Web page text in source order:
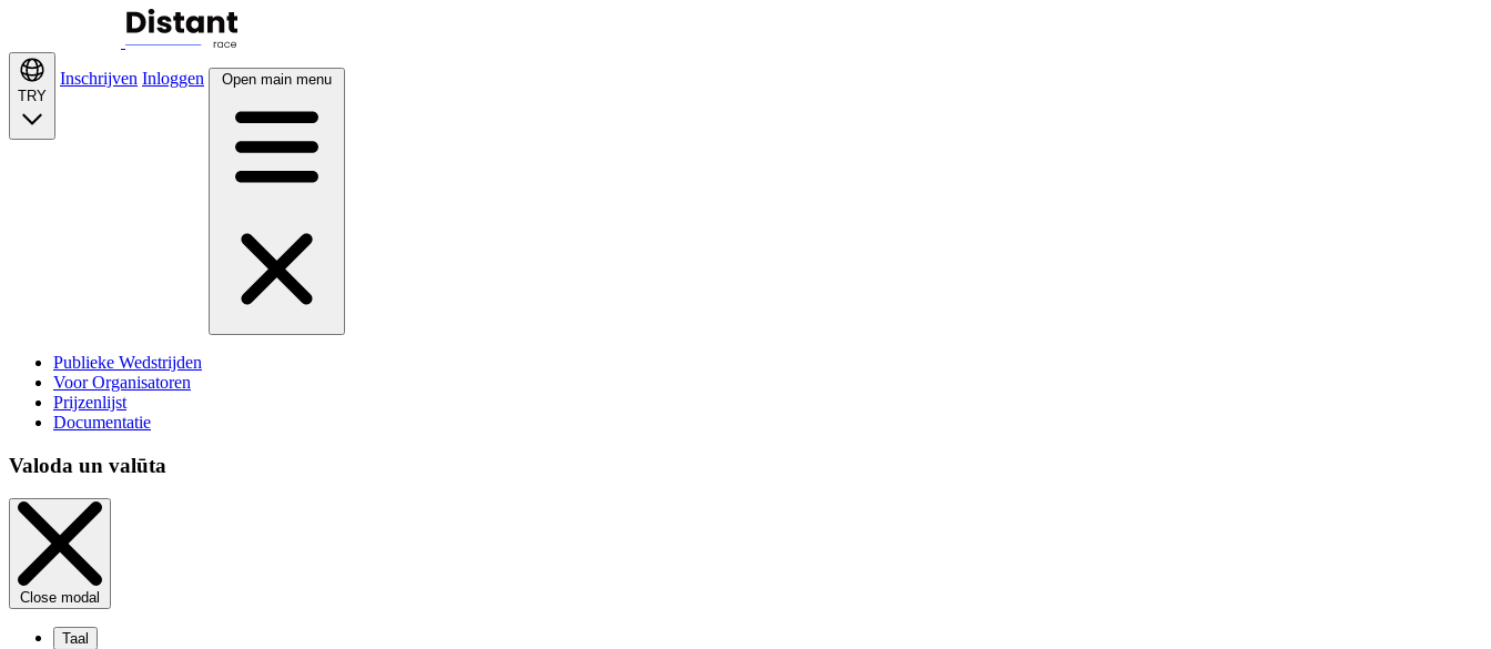
TRY
Inschrijven Inloggen Open main menu
Publieke Wedstrijden
Voor Organisatoren
Prijzenlijst
Documentatie
Valoda un valūta
Close modal
Taal